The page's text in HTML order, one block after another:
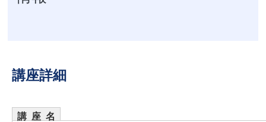
講座詳細
講 座 名